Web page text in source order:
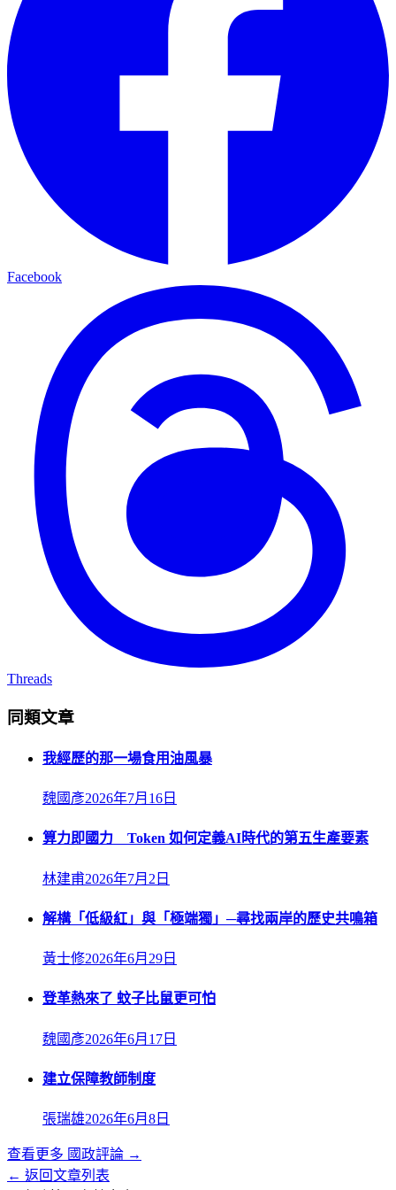
Facebook
Threads
同類文章
我經歷的那一場食用油風暴
魏國彥2026年7月16日
算力即國力 Token 如何定義AI時代的第五生產要素
林建甫2026年7月2日
解構「低級紅」與「極端獨」─尋找兩岸的歷史共鳴箱
黃士修2026年6月29日
登革熱來了 蚊子比鼠更可怕
魏國彥2026年6月17日
建立保障教師制度
張瑞雄2026年6月8日
查看更多 國政評論 →
← 返回文章列表